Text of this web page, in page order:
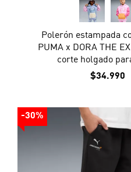
Polerón estampada
PUMA x DORA THE
corte holgado
$34.990
-30%